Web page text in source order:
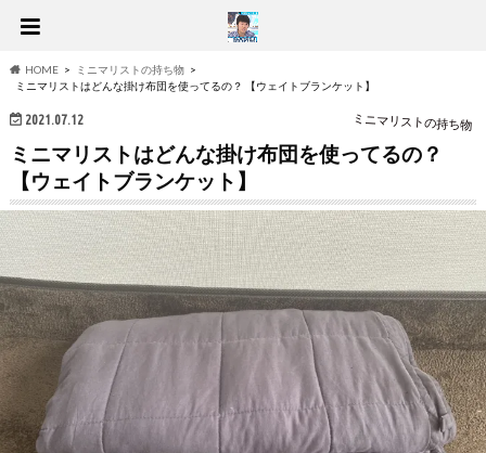
HOME
ミニマリストの持ち物
ミニマリストはどんな掛け布団を使ってるの？ 【ウェイトブランケット】
2021.07.12 ミニマリストの持ち物
ミニマリストはどんな掛け布団を使ってるの？
【ウェイトブランケット】